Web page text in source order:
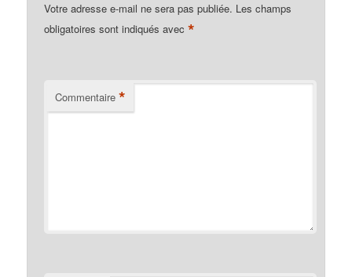
Votre adresse e-mail ne sera pas publiée. Les champs
obligatoires sont indiqués avec*
Commentaire *